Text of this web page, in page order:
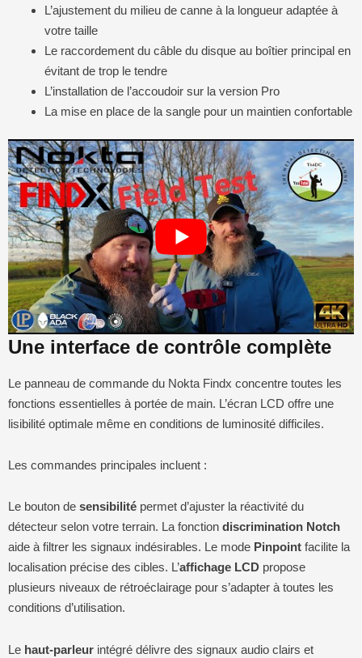
L’ajustement du milieu de canne à la longueur adaptée à
votre taille
Le raccordement du câble du disque au boîtier principal en
évitant de trop le tendre
L’installation de l’accoudoir sur la version Pro
La mise en place de la sangle pour un maintien confortable
Une interface de contrôle complète
Le panneau de commande du Nokta Findx concentre toutes les
fonctions essentielles à portée de main. L’écran LCD offre une
lisibilité optimale même en conditions de luminosité difficiles.
Les commandes principales incluent :
Le bouton de sensibilité permet d’ajuster la réactivité du
détecteur selon votre terrain. La fonction discrimination Notch
aide à filtrer les signaux indésirables. Le mode Pinpoint facilite la
localisation précise des cibles. L’affichage LCD propose
plusieurs niveaux de rétroéclairage pour s’adapter à toutes les
conditions d’utilisation.
Le haut-parleur intégré délivre des signaux audio clairs et